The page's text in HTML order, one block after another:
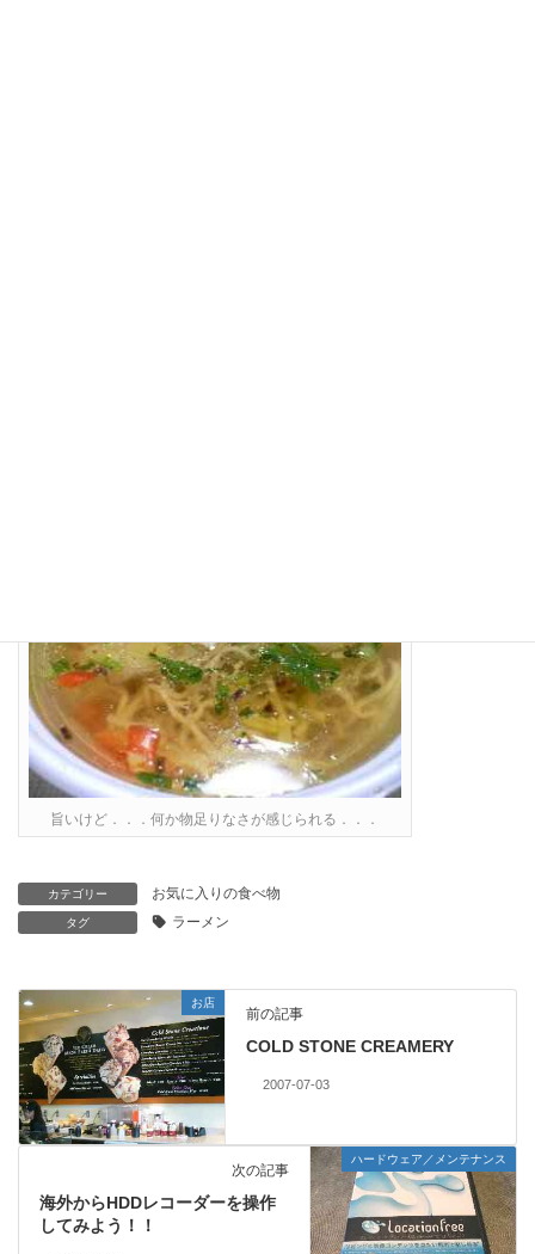
旨いけど．．．何か物足りなさが感じられる．．．
カテゴリー お気に入りの食べ物
タグ ラーメン
お店
前の記事
COLD STONE CREAMERY
2007-07-03
ハードウェア／メンテナンス
次の記事
海外からHDDレコーダーを操作
してみよう！！